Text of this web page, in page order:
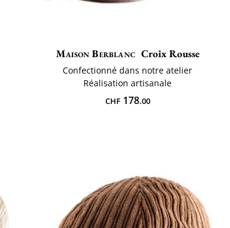
Maison Berblanc Croix Rousse
Confectionné dans notre atelier
Réalisation artisanale
CHF178.00